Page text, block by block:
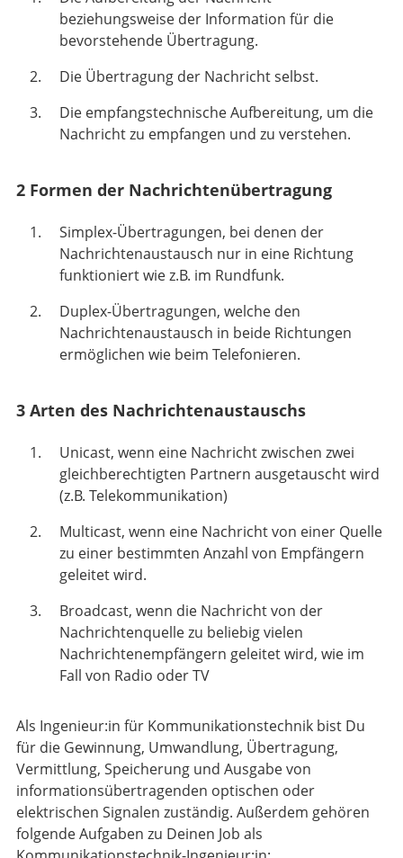
beziehungsweise der Information für die
bevorstehende Übertragung.
Die Übertragung der Nachricht selbst.
Die empfangstechnische Aufbereitung, um die
Nachricht zu empfangen und zu verstehen.
2 Formen der Nachrichtenübertragung
Simplex-Übertragungen, bei denen der
Nachrichtenaustausch nur in eine Richtung
funktioniert wie z.B. im Rundfunk.
Duplex-Übertragungen, welche den
Nachrichtenaustausch in beide Richtungen
ermöglichen wie beim Telefonieren.
3 Arten des Nachrichtenaustauschs
Unicast, wenn eine Nachricht zwischen zwei
gleichberechtigten Partnern ausgetauscht wird
(z.B. Telekommunikation)
Multicast, wenn eine Nachricht von einer Quelle
zu einer bestimmten Anzahl von Empfängern
geleitet wird.
Broadcast, wenn die Nachricht von der
Nachrichtenquelle zu beliebig vielen
Nachrichtenempfängern geleitet wird, wie im
Fall von Radio oder TV
Als Ingenieur:in für Kommunikationstechnik bist Du
für die Gewinnung, Umwandlung, Übertragung,
Vermittlung, Speicherung und Ausgabe von
informationsübertragenden optischen oder
elektrischen Signalen zuständig. Außerdem gehören
folgende Aufgaben zu Deinen Job als